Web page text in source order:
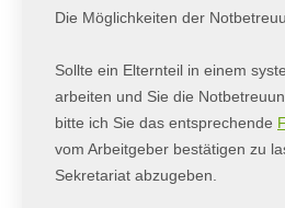
Die Möglichkeiten der
Sollte ein Elternteil in einem
arbeiten und Sie die
bitte ich Sie das entsprechende
vom Arbeitgeber bestätigen zu
Sekretariat abzugeben.